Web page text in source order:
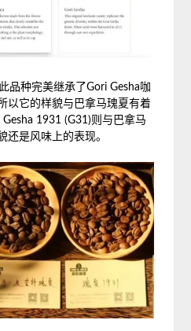
品种完美继承了Gori Gesha咖
以它的样貌与巴拿马瑰夏有着
1931 (G31)则与巴拿马
还是风味上的表现。